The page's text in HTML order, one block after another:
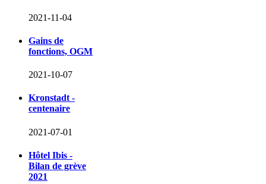
2021-11-04
Gains de
fonctions, OGM
2021-10-07
Kronstadt -
centenaire
2021-07-01
Hôtel Ibis -
Bilan de grève
2021